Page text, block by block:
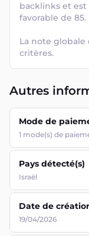
backlinks et
favorable de 85.
La note globale
critères.
Autres
Mode de
1 mode(s) de
Pays détecté(s)
Israël
Date de
19/04/2026